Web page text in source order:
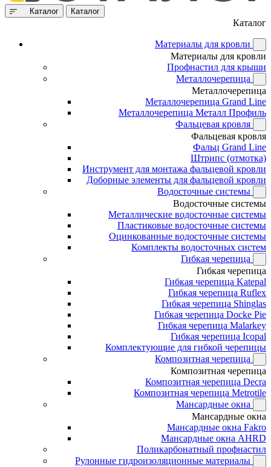
Каталог Каталог
Каталог
Материалы для кровли
Материалы для кровли
Профнастил для крыши
Металлочерепица
Металлочерепица
Металлочерепица Grand Line
Металлочерепица Металл Профиль
Фальцевая кровля
Фальцевая кровля
Фальц Grand Line
Штрипс (отмотка)
Инструмент для монтажа фальцевой кровли
Доборные элементы для фальцевой кровли
Водосточные системы
Водосточные системы
Металлические водосточные системы
Пластиковые водосточные системы
Оцинкованные водосточные системы
Комплекты водосточных систем
Гибкая черепица
Гибкая черепица
Гибкая черепица Katepal
Гибкая черепица Ruflex
Гибкая черепица Shinglas
Гибкая черепица Docke Pie
Гибкая черепица Malarkey
Гибкая черепица Icopal
Комплектующие для гибкой черепицы
Композитная черепица
Композитная черепица
Композитная черепица Decra
Композитная черепица Metrotile
Мансардные окна
Мансардные окна
Мансардные окна Fakro
Мансардные окна AHRD
Поликарбонатный профнастил
Рулонные гидроизоляционные материалы